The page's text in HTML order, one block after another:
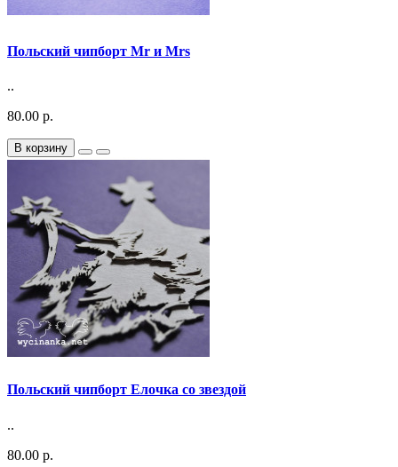
Польский чипборт Мr и Mrs
..
80.00 р.
В корзину
Польский чипборт Елочка со звездой
..
80.00 р.